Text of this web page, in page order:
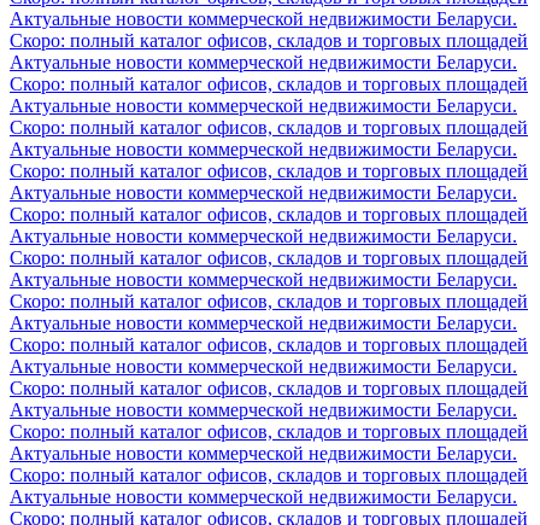
Актуальные новости коммерческой недвижимости Беларуси.
Скоро: полный каталог офисов, складов и торговых площадей
Актуальные новости коммерческой недвижимости Беларуси.
Скоро: полный каталог офисов, складов и торговых площадей
Актуальные новости коммерческой недвижимости Беларуси.
Скоро: полный каталог офисов, складов и торговых площадей
Актуальные новости коммерческой недвижимости Беларуси.
Скоро: полный каталог офисов, складов и торговых площадей
Актуальные новости коммерческой недвижимости Беларуси.
Скоро: полный каталог офисов, складов и торговых площадей
Актуальные новости коммерческой недвижимости Беларуси.
Скоро: полный каталог офисов, складов и торговых площадей
Актуальные новости коммерческой недвижимости Беларуси.
Скоро: полный каталог офисов, складов и торговых площадей
Актуальные новости коммерческой недвижимости Беларуси.
Скоро: полный каталог офисов, складов и торговых площадей
Актуальные новости коммерческой недвижимости Беларуси.
Скоро: полный каталог офисов, складов и торговых площадей
Актуальные новости коммерческой недвижимости Беларуси.
Скоро: полный каталог офисов, складов и торговых площадей
Актуальные новости коммерческой недвижимости Беларуси.
Скоро: полный каталог офисов, складов и торговых площадей
Актуальные новости коммерческой недвижимости Беларуси.
Скоро: полный каталог офисов, складов и торговых площадей